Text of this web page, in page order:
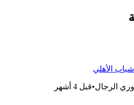
شباب الأهلي
الرجال•قبل 4 أشهر